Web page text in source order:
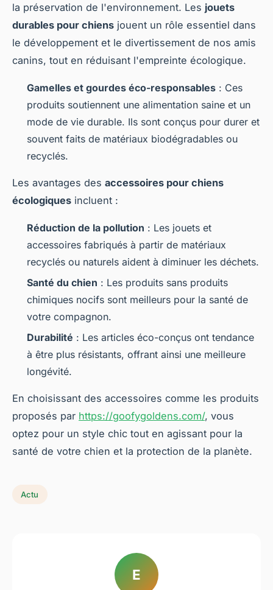
la préservation de l'environnement. Les jouets
durables pour chiens jouent un rôle essentiel dans
le développement et le divertissement de nos amis
canins, tout en réduisant l'empreinte écologique.
Gamelles et gourdes éco-responsables : Ces
produits soutiennent une alimentation saine et un
mode de vie durable. Ils sont conçus pour durer et
souvent faits de matériaux biodégradables ou
recyclés.
Les avantages des accessoires pour chiens
écologiques incluent :
Réduction de la pollution : Les jouets et
accessoires fabriqués à partir de matériaux
recyclés ou naturels aident à diminuer les déchets.
Santé du chien : Les produits sans produits
chimiques nocifs sont meilleurs pour la santé de
votre compagnon.
Durabilité : Les articles éco-conçus ont tendance
à être plus résistants, offrant ainsi une meilleure
longévité.
En choisissant des accessoires comme les produits
proposés par https://goofygoldens.com/, vous
optez pour un style chic tout en agissant pour la
santé de votre chien et la protection de la planète.
Actu
E